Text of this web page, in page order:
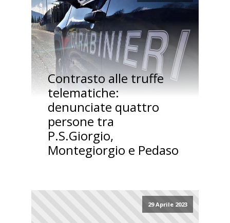
Contrasto alle truffe
telematiche:
denunciate quattro
persone tra
P.S.Giorgio,
Montegiorgio e Pedaso
29 Aprile 2023